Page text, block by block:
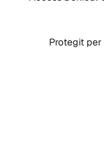
Protegit per